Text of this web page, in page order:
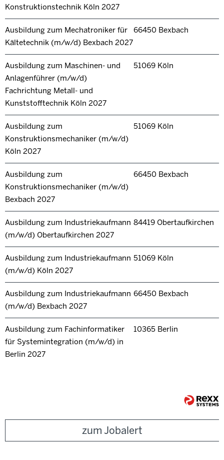
Konstruktionstechnik Köln 2027
Ausbildung zum Mechatroniker für
Kältetechnik (m/w/d) Bexbach 2027
66450 Bexbach
Ausbildung zum Maschinen- und
Anlagenführer (m/w/d)
Fachrichtung Metall- und
Kunststofftechnik Köln 2027
51069 Köln
Ausbildung zum
Konstruktionsmechaniker (m/w/d)
Köln 2027
51069 Köln
Ausbildung zum
Konstruktionsmechaniker (m/w/d)
Bexbach 2027
66450 Bexbach
Ausbildung zum Industriekaufmann
(m/w/d) Obertaufkirchen 2027
84419 Obertaufkirchen
Ausbildung zum Industriekaufmann
(m/w/d) Köln 2027
51069 Köln
Ausbildung zum Industriekaufmann
(m/w/d) Bexbach 2027
66450 Bexbach
Ausbildung zum Fachinformatiker
für Systemintegration (m/w/d) in
Berlin 2027
10365 Berlin
zum Jobalert